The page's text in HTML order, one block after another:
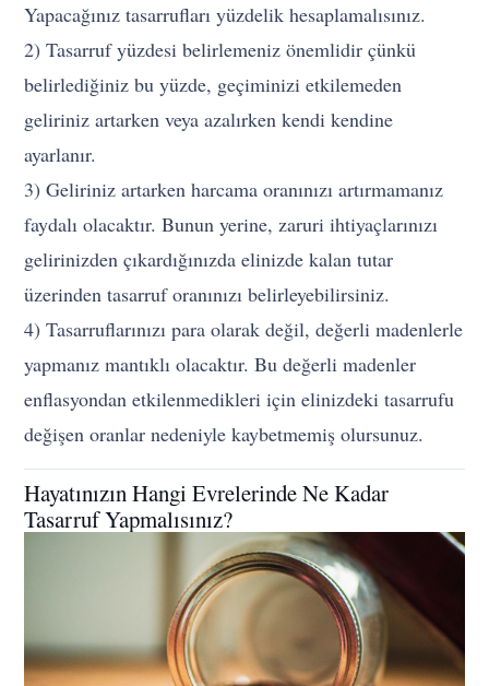
Yapacağınız tasarrufları yüzdelik hesaplamalısınız.
2) Tasarruf yüzdesi belirlemeniz önemlidir çünkü
belirlediğiniz bu yüzde, geçiminizi etkilemeden
geliriniz artarken veya azalırken kendi kendine
ayarlanır.
3) Geliriniz artarken harcama oranınızı artırmamanız
faydalı olacaktır. Bunun yerine, zaruri ihtiyaçlarınızı
gelirinizden çıkardığınızda elinizde kalan tutar
üzerinden tasarruf oranınızı belirleyebilirsiniz.
4) Tasarruflarınızı para olarak değil, değerli madenlerle
yapmanız mantıklı olacaktır. Bu değerli madenler
enflasyondan etkilenmedikleri için elinizdeki tasarrufu
değişen oranlar nedeniyle kaybetmemiş olursunuz.
Hayatınızın Hangi Evrelerinde Ne Kadar
Tasarruf Yapmalısınız?